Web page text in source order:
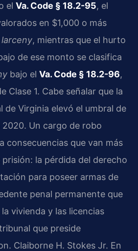
el Va. Code § 18.2-95, el
en $1,000 o más
, mientras que el hurto
de ese monto se clasifica
bajo el Va. Code § 18.2-96,
Clase 1. Cabe señalar que la
de Virginia elevó el umbral de
2020. Un cargo de robo
consecuencias que van más
prisión: la pérdida del derecho
para poseer armas de
penal permanente que
vivienda y las licencias
que preside
Claiborne H. Stokes Jr. En